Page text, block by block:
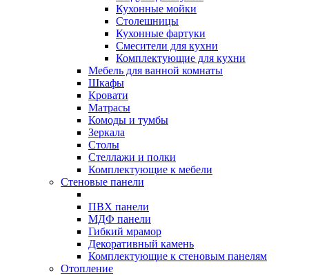
Кухонные мойки
Столешницы
Кухонные фартуки
Смесители для кухни
Комплектующие для кухни
Мебель для ванной комнаты
Шкафы
Кровати
Матрасы
Комоды и тумбы
Зеркала
Столы
Стеллажи и полки
Комплектующие к мебели
Стеновые панели
ПВХ панели
МДФ панели
Гибкий мрамор
Декоративный камень
Комплектующие к стеновым панелям
Отопление